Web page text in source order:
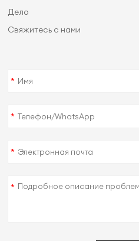
Дело
Свяжитесь с нами
*
*
*
*